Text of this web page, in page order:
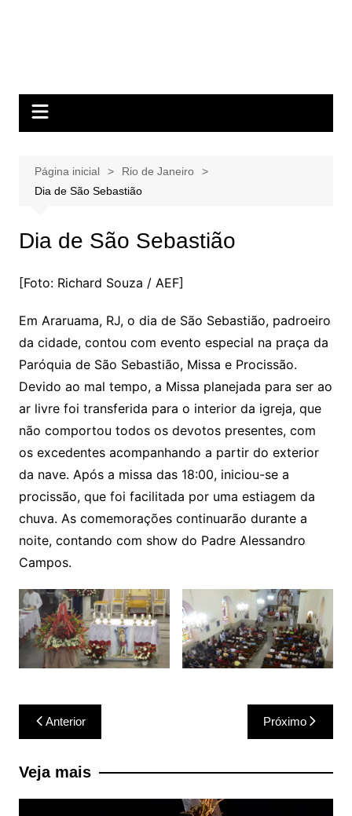
Página inicial
Rio de Janeiro
Dia de São Sebastião
Dia de São Sebastião
[Foto: Richard Souza / AEF]
Em Araruama, RJ, o dia de São Sebastião, padroeiro
da cidade, contou com evento especial na praça da
Paróquia de São Sebastião, Missa e Procissão.
Devido ao mal tempo, a Missa planejada para ser ao
ar livre foi transferida para o interior da igreja, que
não comportou todos os devotos presentes, com
os excedentes acompanhando a partir do exterior
da nave. Após a missa das 18:00, iniciou-se a
procissão, que foi facilitada por uma estiagem da
chuva. As comemorações continuarão durante a
noite, contando com show do Padre Alessandro
Campos.
Navegação
de
Post
Anterior Próximo
Veja mais